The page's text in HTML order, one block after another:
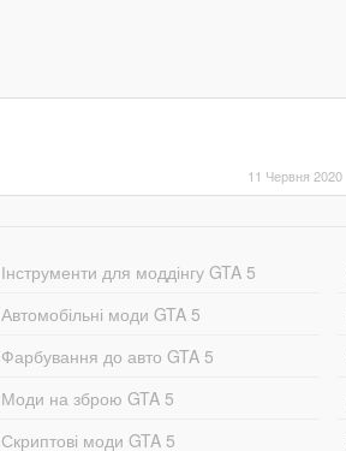
11 Червня 2020
Інструменти для моддінгу GTA 5
Автомобільні моди GTA 5
Фарбування до авто GTA 5
Моди на зброю GTA 5
Скриптові моди GTA 5